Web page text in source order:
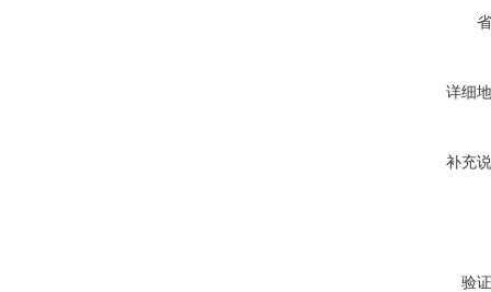
详细
补充
验